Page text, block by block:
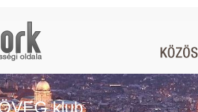
klub